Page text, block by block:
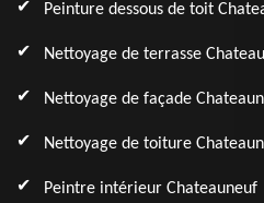
Peinture dessous de toit
Nettoyage de terrasse
Nettoyage de façade
Nettoyage de toiture
Peintre intérieur Chateauneuf